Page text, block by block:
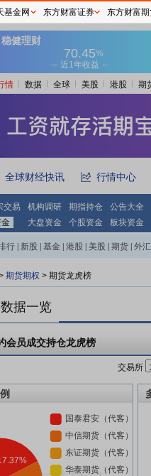
情 数据 全球 美股 港股 期
全球财经快讯 行情中心
交易 机构调研 期指持仓 公告大全
金 大盘资金 个股资金 板块资金
行 新股 基金 港股 美股 期货 外汇
期货期权 > 期货龙虎榜
据一览
会员成交持仓龙虎榜
交易所
基金网 东方财富证券 东方财富